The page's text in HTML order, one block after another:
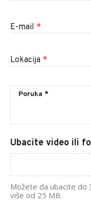
E-mail *
Lokacija *
Ubacite video ili
Možete da ubacite do
više od 25 MB.